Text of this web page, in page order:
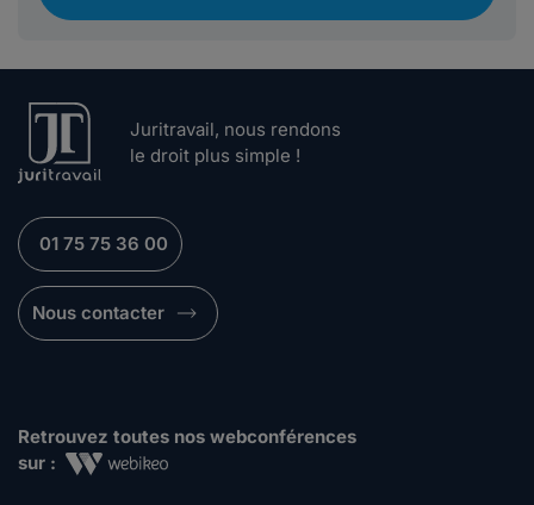
Juritravail, nous rendons
le droit plus simple !
01 75 75 36 00
Nous contacter
Retrouvez toutes nos webconférences
sur :